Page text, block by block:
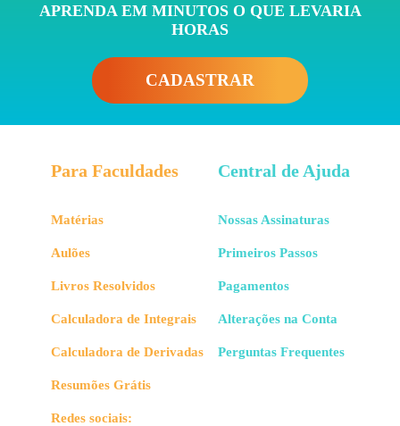
APRENDA EM MINUTOS O QUE LEVARIA
HORAS
CADASTRAR
Para Faculdades
Matérias
Aulões
Livros Resolvidos
Calculadora de Integrais
Calculadora de Derivadas
Resumões Grátis
Redes sociais:
Central de Ajuda
Nossas Assinaturas
Primeiros Passos
Pagamentos
Alterações na Conta
Perguntas Frequentes